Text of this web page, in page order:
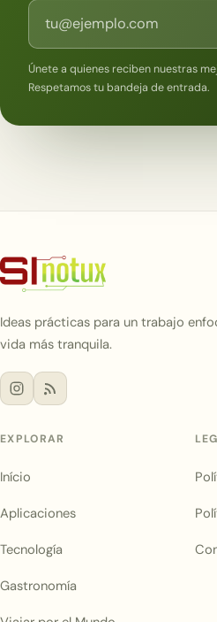
Correo electrónico
Únete a quienes reciben nuestras
Respetamos tu bandeja de entrada.
Ideas prácticas para un trabajo
vida más tranquila.
EXPLORAR
Início
Aplicaciones
Tecnología
Gastronomía